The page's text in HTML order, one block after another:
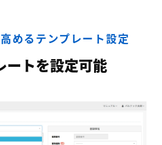
めるテンプレート設定
ートを設定可能